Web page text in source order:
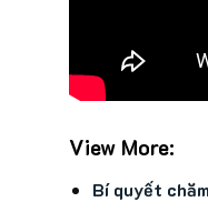
View More:
Bí quyết